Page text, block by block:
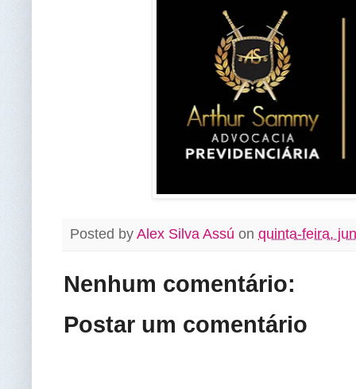
Posted by Alex Silva Assú on quinta-feira,
Nenhum comentário:
Postar um comentário